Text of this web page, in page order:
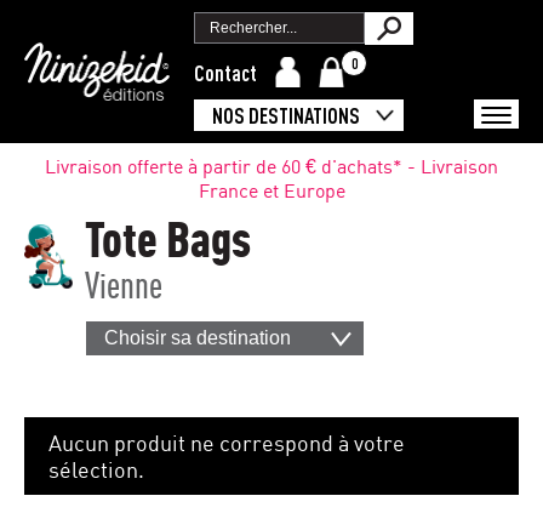
Contact 0
NOS DESTINATIONS
Livraison offerte à partir de 60 € d'achats* - Livraison
France et Europe
Tote Bags
Vienne
Choisir sa destination
Aucun produit ne correspond à votre
sélection.